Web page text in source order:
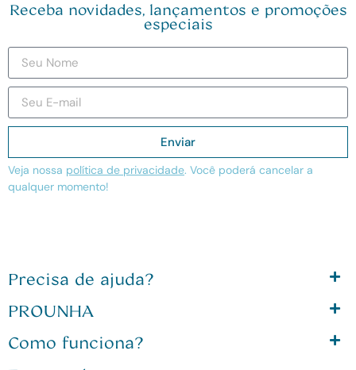
Receba novidades, lançamentos e promoções
especiais
Enviar
Veja nossa política de privacidade. Você poderá cancelar a
qualquer momento!
Precisa de ajuda?
PROUNHA
Como funciona?